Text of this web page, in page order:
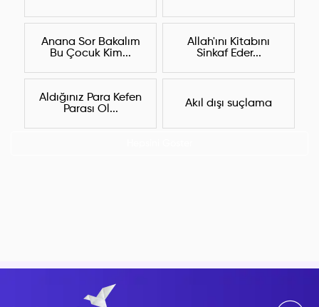
Anana Sor Bakalım
Bu Çocuk Kim...
Allah'ını Kitabını
Sinkaf Eder...
Aldığınız Para Kefen
Parası Ol...
Akıl dışı suçlama